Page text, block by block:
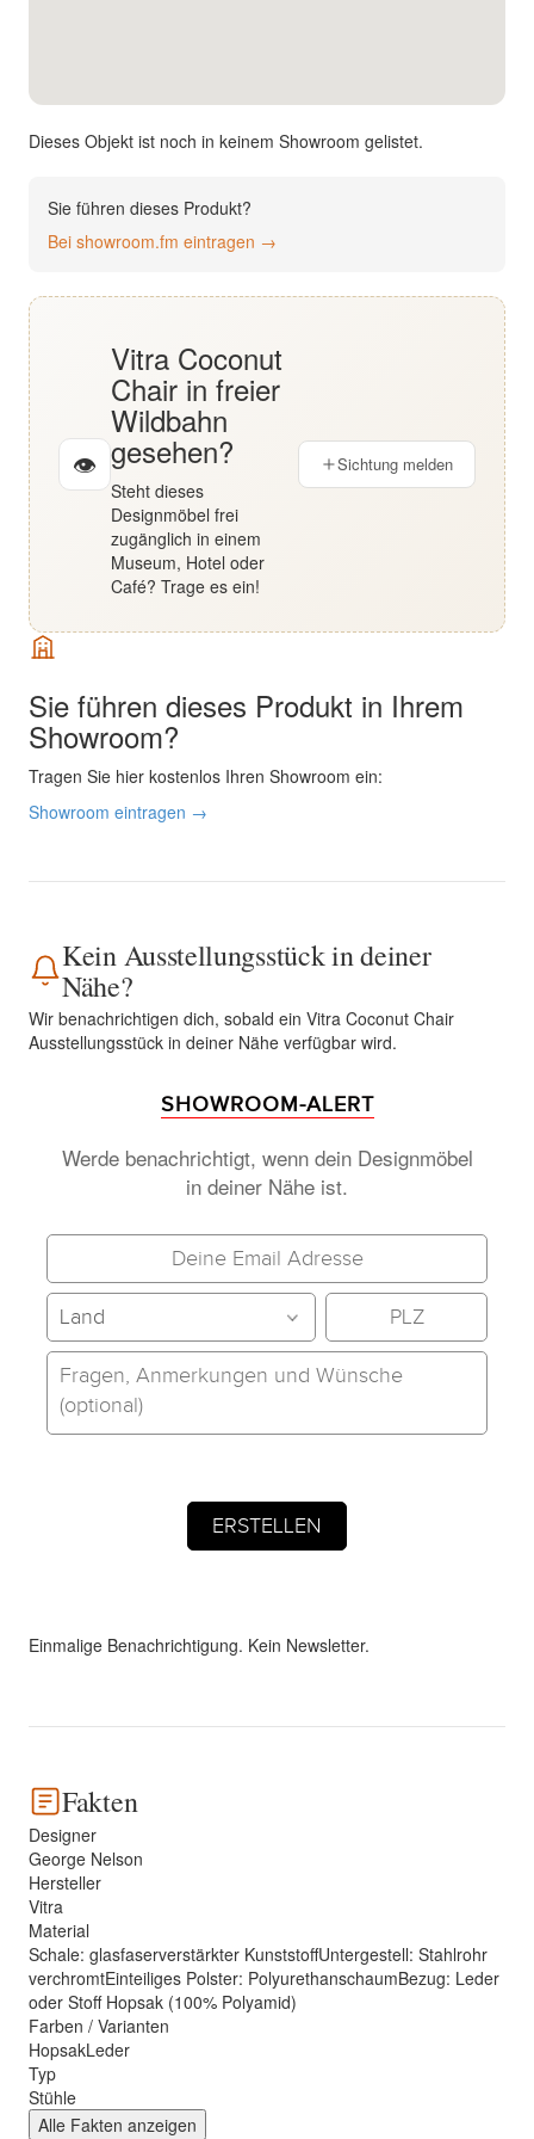
Dieses Objekt ist noch in keinem Showroom gelistet.
Sie führen dieses Produkt?
Bei showroom.fm eintragen →
👁
Vitra Coconut
Chair in freier
Wildbahn
gesehen?
Steht dieses
Designmöbel frei
zugänglich in einem
Museum, Hotel oder
Café? Trage es ein!
Sichtung melden
Sie führen dieses Produkt in Ihrem
Showroom?
Tragen Sie hier kostenlos Ihren Showroom ein:
Showroom eintragen →
Kein Ausstellungsstück in deiner
Nähe?
Wir benachrichtigen dich, sobald ein Vitra Coconut Chair
Ausstellungsstück in deiner Nähe verfügbar wird.
SHOWROOM-ALERT
Werde benachrichtigt, wenn dein Designmöbel
in deiner Nähe ist.
Einmalige Benachrichtigung. Kein Newsletter.
Fakten
Designer
George Nelson
Hersteller
Vitra
Material
Schale: glasfaserverstärkter KunststoffUntergestell: Stahlrohr
verchromtEinteiliges Polster: PolyurethanschaumBezug: Leder
oder Stoff Hopsak (100% Polyamid)
Farben / Varianten
HopsakLeder
Typ
Stühle
Alle Fakten anzeigen